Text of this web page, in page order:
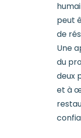
peut
de
Une
du
deux
et à